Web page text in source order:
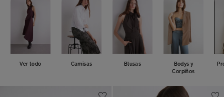
Ver todo Camisas Blusas
Bodys y
Corpiños